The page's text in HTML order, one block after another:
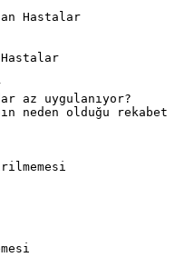
Hastalar
az uygulanıyor?
neden olduğu rekabet